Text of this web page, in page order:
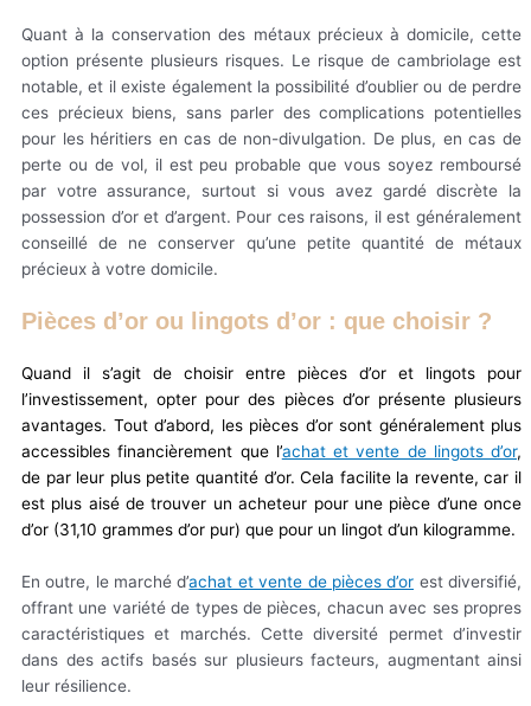
Quant à la conservation des métaux précieux à domicile, cette
option présente plusieurs risques. Le risque de cambriolage est
notable, et il existe également la possibilité d’oublier ou de perdre
ces précieux biens, sans parler des complications potentielles
pour les héritiers en cas de non-divulgation. De plus, en cas de
perte ou de vol, il est peu probable que vous soyez remboursé
par votre assurance, surtout si vous avez gardé discrète la
possession d’or et d’argent. Pour ces raisons, il est généralement
conseillé de ne conserver qu’une petite quantité de métaux
précieux à votre domicile.
Pièces d’or ou lingots d’or : que choisir ?
Quand il s’agit de choisir entre pièces d’or et lingots pour
l’investissement, opter pour des pièces d’or présente plusieurs
avantages. Tout d’abord, les pièces d’or sont généralement plus
accessibles financièrement que l’achat et vente de lingots d’or,
de par leur plus petite quantité d’or. Cela facilite la revente, car il
est plus aisé de trouver un acheteur pour une pièce d’une once
d’or (31,10 grammes d’or pur) que pour un lingot d’un kilogramme.
En outre, le marché d’achat et vente de pièces d’or est diversifié,
offrant une variété de types de pièces, chacun avec ses propres
caractéristiques et marchés. Cette diversité permet d’investir
dans des actifs basés sur plusieurs facteurs, augmentant ainsi
leur résilience.